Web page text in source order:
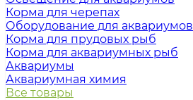
Корма для черепах
Оборудование для аквариумов
Корма для прудовых рыб
Корма для аквариумных рыб
Аквариумы
Аквариумная химия
Все товары